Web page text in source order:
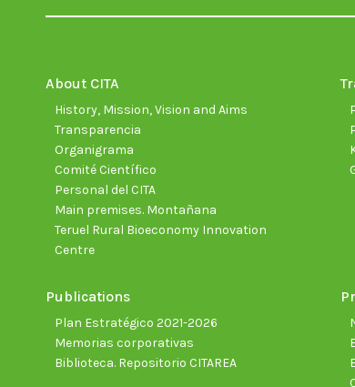
About CITA
History, Mission, Vision and Aims
Transparencia
Organigrama
Comité Científico
Personal del CITA
Main premises. Montañana
Teruel Rural Bioeconomy Innovation
Centre
Publications
Plan Estratégico 2021-2026
Memorias corporativas
Biblioteca. Repositorio CITAREA